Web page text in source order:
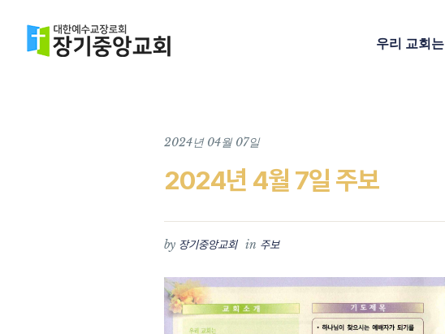
우리 교회는
2024년 04월 07일
2024년 4월 7일 주보
by 장기중앙교회 in 주보